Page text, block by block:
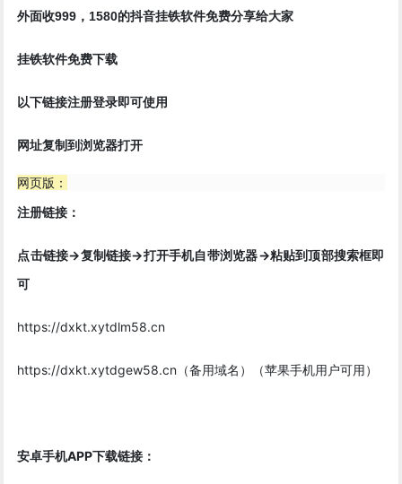
外面收999，1580的抖音挂铁软件免费分享给大家
挂铁软件免费下载
以下链接注册登录即可使用
网址复制到浏览器打开
网页版：
注册链接：
点击链接->复制链接->打开手机自带浏览器->粘贴到顶部搜索框即
可
https://dxkt.xytdlm58.cn
https://dxkt.xytdgew58.cn（备用域名）（苹果手机用户可用）
安卓手机APP下载链接：